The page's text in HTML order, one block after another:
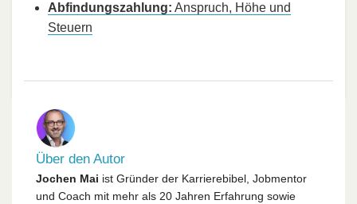
Abfindungszahlung: Anspruch, Höhe und
Steuern
Über den Autor
Jochen Mai ist Gründer der Karrierebibel, Jobmentor
und Coach mit mehr als 20 Jahren Erfahrung sowie